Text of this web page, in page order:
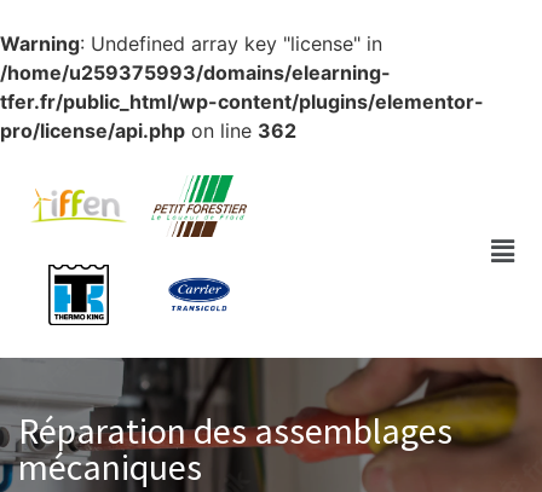
Warning: Undefined array key "license" in
/home/u259375993/domains/elearning-
tfer.fr/public_html/wp-content/plugins/elementor-
pro/license/api.php on line 362
Réparation des assemblages
mécaniques​